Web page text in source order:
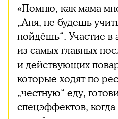
«Помню, как мама
„Аня, не будешь
пойдёшь“. Участие
из самых главных
и действующих
которые ходят по
„честную“ еду,
спецэффектов,